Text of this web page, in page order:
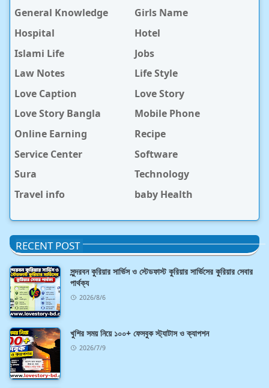
General Knowledge
Girls Name
Hospital
Hotel
Islami Life
Jobs
Law Notes
Life Style
Love Caption
Love Story
Love Story Bangla
Mobile Phone
Online Earning
Recipe
Service Center
Software
Sura
Technology
Travel info
baby Health
RECENT POST
সুন্দরবন কুরিয়ার সার্ভিস ও স্টেডফাস্ট কুরিয়ার সার্ভিসের কুরিয়ার সেবার
পার্থক্য
2026/8/6
খুশির সময় নিয়ে ১০০+ ফেসবুক স্ট্যাটাস ও ক্যাপশন
2026/7/9